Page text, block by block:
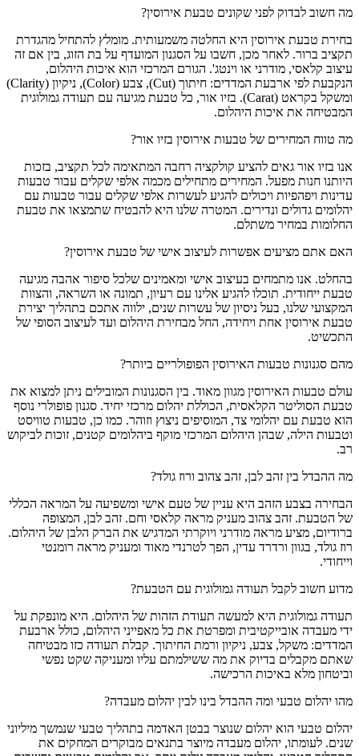
מה חשוב לבדוק לפני שקונים טבעת אירוסין?
בחירת טבעת אירוסין היא החלטה משמעותית. מומלץ להתחיל מהגדרת
תקציב ברור. לאחר מכן, חשבו על הסגנון המועדף על בת הזוג, בין אם זה
עיצוב קלאסי, מודרני או וינטג'. הגורם המרכזי הוא איכות היהלום,
הנקבעת לפי ארבעת המדדים: חיתוך (Cut), צבע (Color), ניקיון (Clarity)
ומשקל בקראט (Carat). בזיו אור, כל טבעת מגיעה עם תעודה גמולוגית
המבטיחה את איכות היהלום.
מה טווח המחירים של טבעות אירוסין בזיו אור?
אנו בזיו אור גאים להציע קולקציה רחבה המתאימה לכל תקציב, בזכות
היותנו חנות מפעל. המחירים מתחילים מכמה אלפי שקלים עבור טבעות
עדינות ויפהפיות ויכולים להגיע לעשרות אלפי שקלים עבור טבעות עם
יהלומים גדולים ונדירים. המטרה שלנו היא להבטיח שתמצאו את טבעת
החלומות במחיר משתלם.
האם אתם מציעים אפשרות לעיצוב אישי של טבעת אירוסין?
בהחלט. אנו מתמחים בעיצוב אישי ומאמינים שלכל סיפור אהבה מגיעה
טבעת ייחודית. תוכלו להגיע אלינו עם רעיון, תמונה או השראה, והצוות
המקצועי שלנו, בעל ניסיון של עשרות שנים, ילווה אתכם בתהליך יצירת
טבעת אירוסין אחת ויחידה, החל מבחירת היהלום ועד לעיצוב הסופי של
התכשיט.
מהם סגנונות טבעות האירוסין הפופולריים ביותר?
עולם טבעות האירוסין מגוון מאוד. בין הסגנונות המובילים ניתן למצוא את
טבעת הסוליטר הקלאסית, הכוללת יהלום מרכזי יחיד. סגנון פופולרי נוסף
הוא טבעת עם יהלומי צד, המוסיפים ניצוץ וזוהר. כמו כן, טבעות טוויסט
וטבעות הילה, שבהן היהלום המרכזי מוקף ביהלומים קטנים, זוכות לביקוש
רב.
מה ההבדל בין זהב לבן, זהב צהוב ורוז גולד?
הבחירה בצבע הזהב היא עניין של טעם אישי ומשפיעה על המראה הכללי
של הטבעת. זהב צהוב מעניק מראה קלאסי וחם. זהב לבן, המצופה
ברודיום, מציע מראה מודרני ויוקרתי המדגיש את הברק הלבן של היהלום.
רוז גולד, בגוון ורדרד עדין, הפך לטרנדי מאוד ומעניק מראה רומנטי
וייחודי.
מדוע חשוב לקבל תעודה גמולוגית עם הטבעת?
תעודה גמולוגית היא למעשה תעודת הזהות של היהלום. היא מונפקת על
ידי מעבדה אובייקטיבית ומפרטת את כל מאפייני היהלום, כולל ארבעת
המדדים: משקל, צבע, ניקיון ורמת החיתוך. קבלת תעודה כזו מבטיחה
שאתם מקבלים בדיוק את מה ששילמתם עליו ומעניקה שקט נפשי
וביטחון מלא באיכות הרכישה.
מהו יהלום טבעי ומה ההבדל בינו לבין יהלום מעבדה?
יהלום טבעי הוא יהלום שנוצר בבטן האדמה בתהליך טבעי שנמשך מיליוני
שנים. לעומתו, יהלום מעבדה מיוצר בתנאים מבוקרים המחקים את